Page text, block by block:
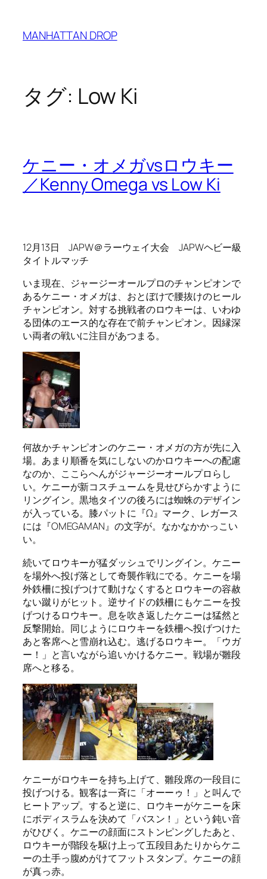
MANHATTAN DROP
タグ: Low Ki
ケニー・オメガvsロウキー
／Kenny Omega vs Low Ki
12月13日 JAPW＠ラーウェイ大会 JAPWヘビー級
タイトルマッチ
いま現在、ジャージーオールプロのチャンピオンで
あるケニー・オメガは、おとぼけで腰抜けのヒール
チャンピオン。対する挑戦者のロウキーは、いわゆ
る団体のエース的な存在で前チャンピオン。因縁深
い両者の戦いに注目があつまる。
何故かチャンピオンのケニー・オメガの方が先に入
場。あまり順番を気にしないのかロウキーへの配慮
なのか、ここらへんがジャージーオールプロらし
い。ケニーが新コスチュームを見せびらかすように
リングイン。黒地タイツの後ろには蜘蛛のデザイン
が入っている。膝パットに『Ω』マーク、レガース
には『OMEGAMAN』の文字が。なかなかかっこい
い。
続いてロウキーが猛ダッシュでリングイン。ケニー
を場外へ投げ落として奇襲作戦にでる。ケニーを場
外鉄柵に投げつけて動けなくするとロウキーの容赦
ない蹴りがヒット。逆サイドの鉄柵にもケニーを投
げつけるロウキー。息を吹き返したケニーは猛然と
反撃開始。同じようにロウキーを鉄柵へ投げつけた
あと客席へと雪崩れ込む。逃げるロウキー。「ウガ
ー！」と言いながら追いかけるケニー。戦場が雛段
席へと移る。
ケニーがロウキーを持ち上げて、雛段席の一段目に
投げつける。観客は一斉に「オーーゥ！」と叫んで
ヒートアップ。すると逆に、ロウキーがケニーを床
にボディスラムを決めて「バスン！」という鈍い音
がひびく。ケニーの顔面にストンピングしたあと、
ロウキーが階段を駆け上って五段目あたりからケニ
ーの土手っ腹めがけてフットスタンプ。ケニーの顔
が真っ赤。